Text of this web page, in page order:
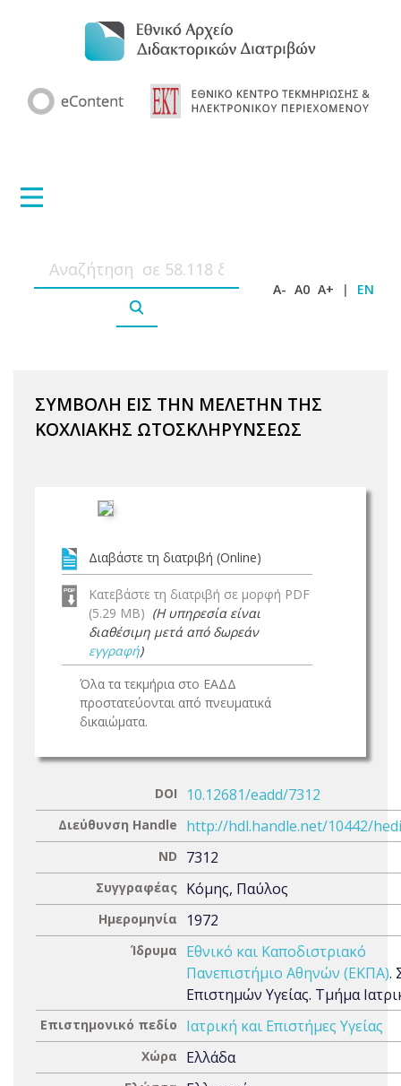
A- A0 A+ | EN
ΣΥΜΒΟΛΗ ΕΙΣ ΤΗΝ ΜΕΛΕΤΗΝ ΤΗΣ
ΚΟΧΛΙΑΚΗΣ ΩΤΟΣΚΛΗΡΥΝΣΕΩΣ
Διαβάστε τη διατριβή (Online)
Κατεβάστε τη διατριβή σε μορφή PDF
(5.29 MB) (Η υπηρεσία είναι
διαθέσιμη μετά από δωρεάν
εγγραφή)
Όλα τα τεκμήρια στο ΕΑΔΔ
προστατεύονται από πνευματικά
δικαιώματα.
DOI 10.12681/eadd/7312
Διεύθυνση Handle http://hdl.handle.net/10442/
ND 7312
Συγγραφέας Κόμης, Παύλος
Ημερομηνία 1972
Ίδρυμα
Εθνικό και Καποδιστριακό
Πανεπιστήμιο Αθηνών (ΕΚΠΑ).
Επιστημών Υγείας. Τμήμα
Επιστημονικό πεδίο Ιατρική και Επιστήμες Υγείας
Χώρα Ελλάδα